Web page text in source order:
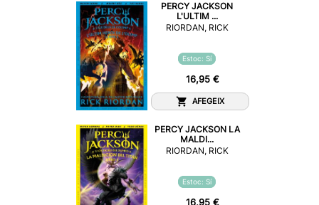
PERCY JACKSON
L'ULTIM ...
RIORDAN, RICK
Estoc: Sí
16,95 €
AFEGEIX
PERCY JACKSON LA
MALDI...
RIORDAN, RICK
Estoc: Sí
16,95 €